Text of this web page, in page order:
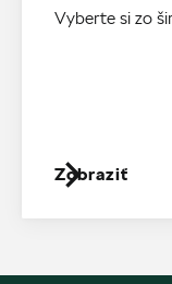
Vyberte si zo
Zobraziť